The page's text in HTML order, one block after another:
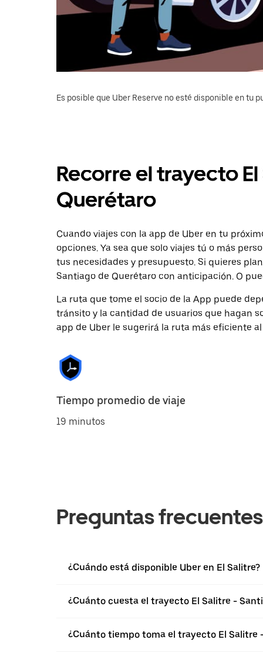
Es posible que Uber Reserve no esté disponible en tu
Recorre el trayecto
Querétaro
Cuando viajes con la app de Uber en tu
opciones. Ya sea que solo viajes tú o más
tus necesidades y presupuesto. Si quieres
Santiago de Querétaro con anticipación. O
La ruta que tome el socio de la App puede
tránsito y la cantidad de usuarios que hagan
app de Uber le sugerirá la ruta más eficiente
Tiempo promedio de viaje
19 minutos
Preguntas frecuentes
¿Cuándo está disponible Uber en El Salitre?
¿Cuánto cuesta el trayecto El Salitre -
¿Cuánto tiempo toma el trayecto El Salitre